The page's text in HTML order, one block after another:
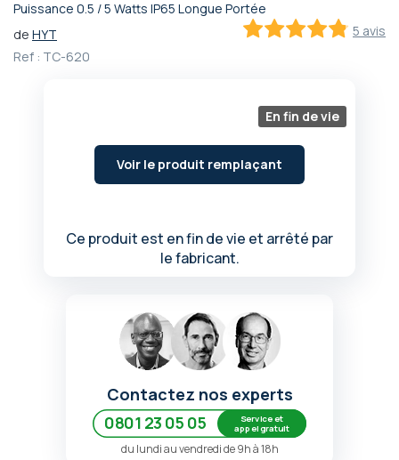
Puissance 0.5 / 5 Watts IP65 Longue Portée
5 avis
de HYT
Ref : TC-620
En fin de vie
Voir le produit remplaçant
Ce produit est en fin de vie et arrêté par
le fabricant.
Passer
au
début
Contactez nos experts
0801 23 05 05
Service et
appel gratuit
du lundi au vendredi de 9h à 18h